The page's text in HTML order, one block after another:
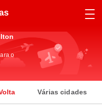
o
Várias cidades